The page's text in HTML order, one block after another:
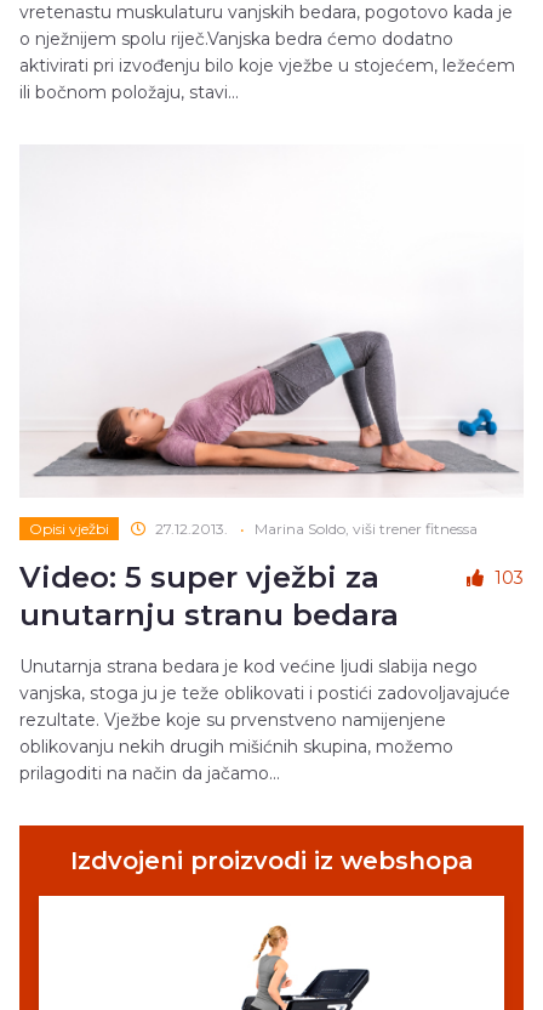
vretenastu muskulaturu vanjskih bedara, pogotovo kada je
o nježnijem spolu riječ.Vanjska bedra ćemo dodatno
aktivirati pri izvođenju bilo koje vježbe u stojećem, ležećem
ili bočnom položaju, stavi...
Opisi vježbi 27.12.2013. • Marina Soldo, viši trener fitnessa
Video: 5 super vježbi za
unutarnju stranu bedara
103
Unutarnja strana bedara je kod većine ljudi slabija nego
vanjska, stoga ju je teže oblikovati i postići zadovoljavajuće
rezultate. Vježbe koje su prvenstveno namijenjene
oblikovanju nekih drugih mišićnih skupina, možemo
prilagoditi na način da jačamo...
Izdvojeni proizvodi iz webshopa